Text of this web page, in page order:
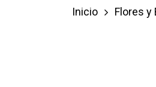
Presione enter
Inicio Flores y